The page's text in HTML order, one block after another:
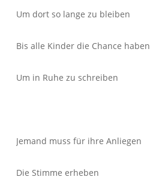
Um dort so lange zu bleiben
Bis alle Kinder die Chance haben
Um in Ruhe zu schreiben
Jemand muss für ihre Anliegen
Die Stimme erheben